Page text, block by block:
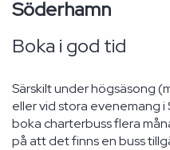
Söderhamn
Boka i god tid
Särskilt under högsäsong
eller vid stora evenemang
boka charterbuss flera
på att det finns en buss